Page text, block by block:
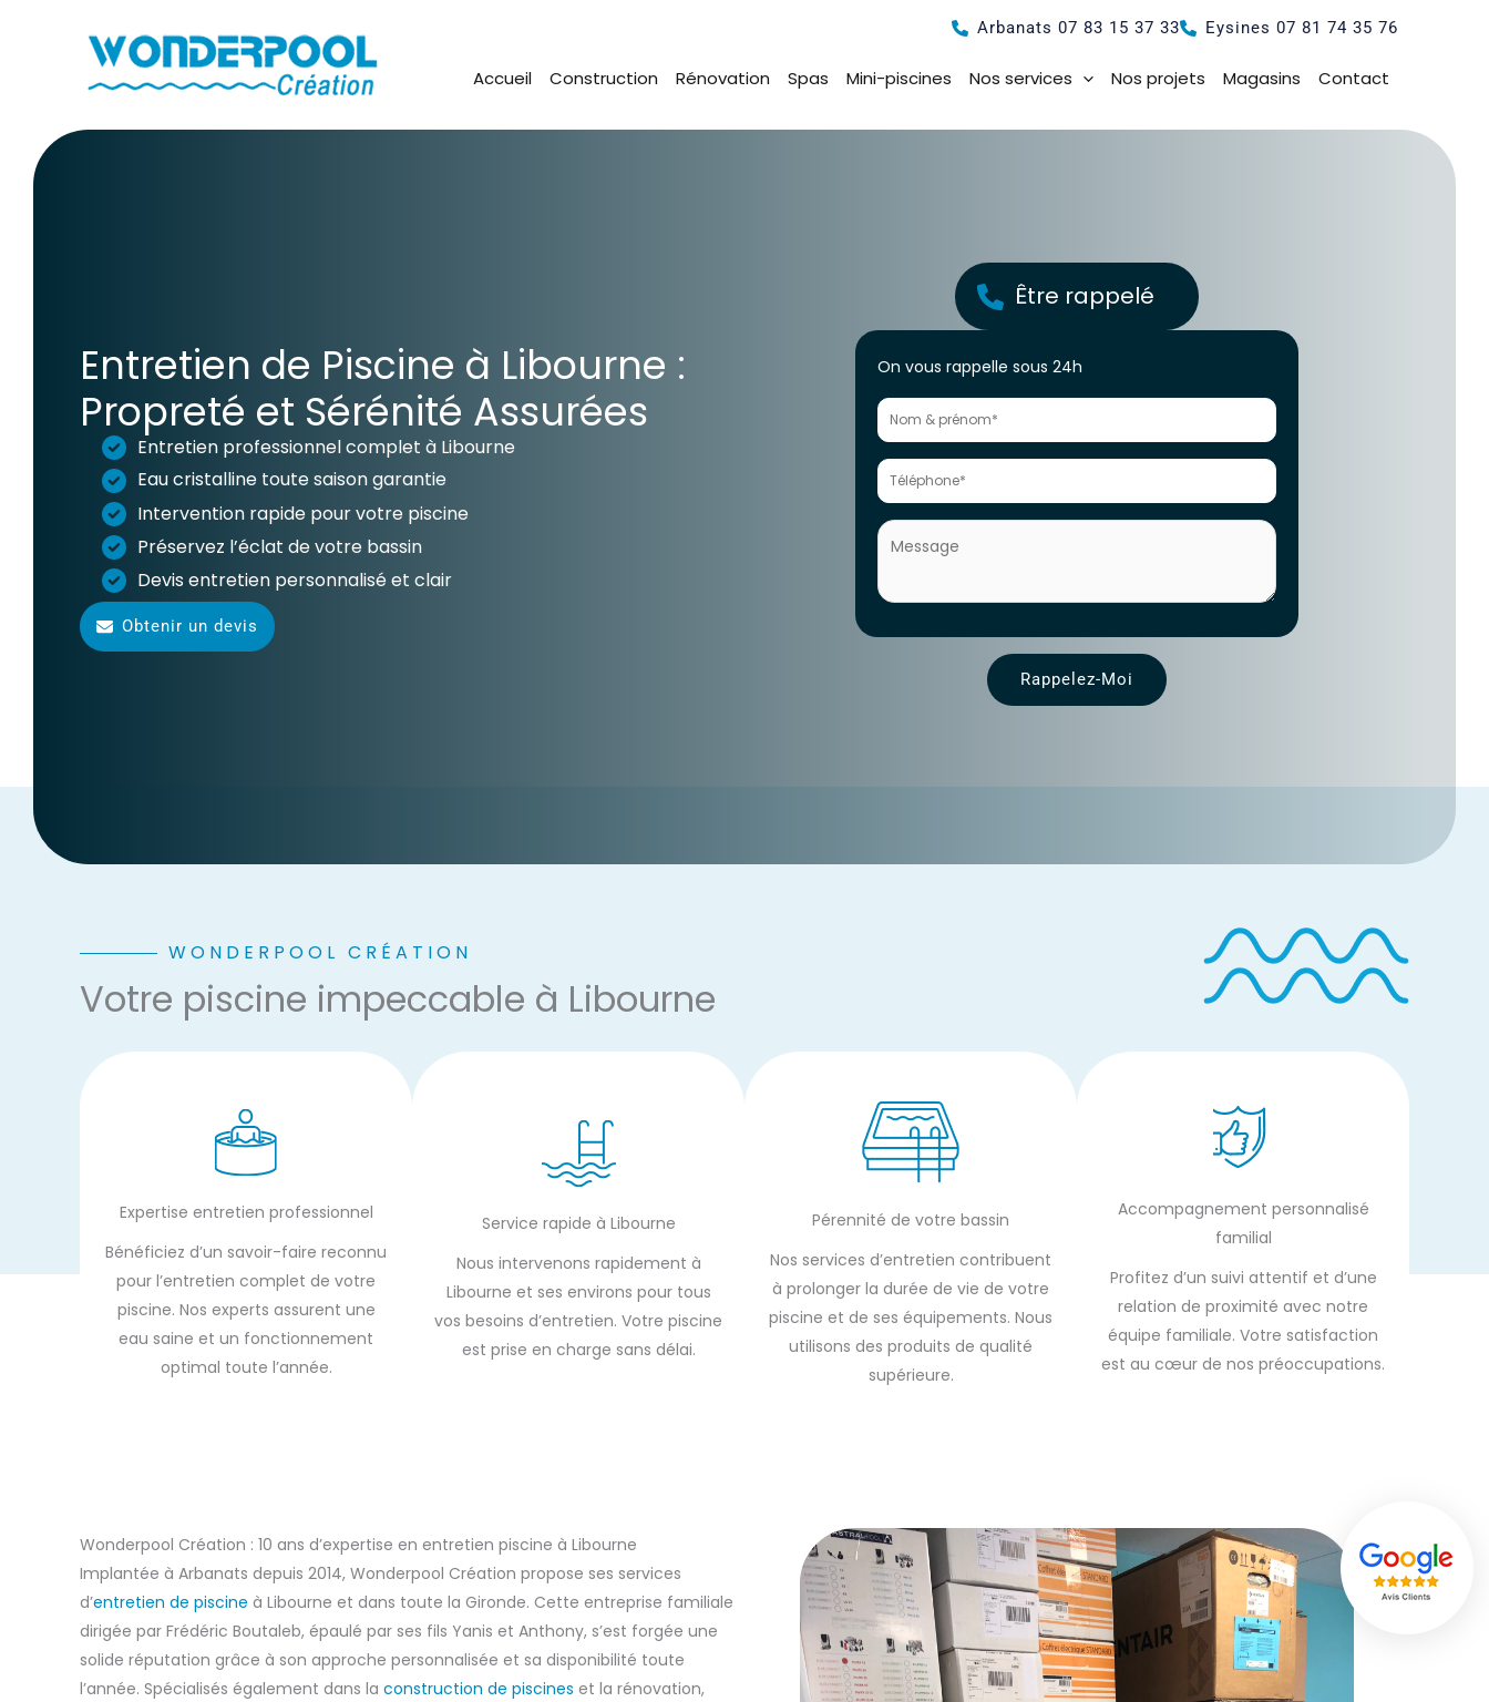
Accueil Construction Rénovation Spas Mini-piscines Nos services Nos projets Magasins Contact
Arbanats 07 83 15 37 33 Eysines 07 81 74 35 76
Entretien de Piscine à Libourne :
Propreté et Sérénité Assurées
Entretien professionnel complet à Libourne
Eau cristalline toute saison garantie
Intervention rapide pour votre piscine
Préservez l’éclat de votre bassin
Devis entretien personnalisé et clair
Obtenir un devis
Être rappelé
Formulaire
générateur
Leads
On vous rappelle sous 24h
Rappelez-Moi
WONDERPOOL CRÉATION
Votre piscine impeccable à Libourne
Expertise entretien professionnel
Bénéficiez d’un savoir-faire reconnu
pour l’entretien complet de votre
piscine. Nos experts assurent une
eau saine et un fonctionnement
optimal toute l’année.
Service rapide à Libourne
Nous intervenons rapidement à
Libourne et ses environs pour tous
vos besoins d’entretien. Votre piscine
est prise en charge sans délai.
Pérennité de votre bassin
Nos services d’entretien contribuent
à prolonger la durée de vie de votre
piscine et de ses équipements. Nous
utilisons des produits de qualité
supérieure.
Accompagnement personnalisé
familial
Profitez d’un suivi attentif et d’une
relation de proximité avec notre
équipe familiale. Votre satisfaction
est au cœur de nos préoccupations.
Wonderpool Création : 10 ans d’expertise en entretien piscine à Libourne
Implantée à Arbanats depuis 2014, Wonderpool Création propose ses services
d’entretien de piscine à Libourne et dans toute la Gironde. Cette entreprise familiale
dirigée par Frédéric Boutaleb, épaulé par ses fils Yanis et Anthony, s’est forgée une
solide réputation grâce à son approche personnalisée et sa disponibilité toute
l’année. Spécialisés également dans la construction de piscines et la rénovation,